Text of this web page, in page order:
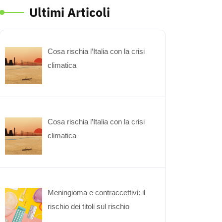
Ultimi Articoli
Cosa rischia l’Italia con la crisi
climatica
Cosa rischia l’Italia con la crisi
climatica
Meningioma e contraccettivi: il
rischio dei titoli sul rischio